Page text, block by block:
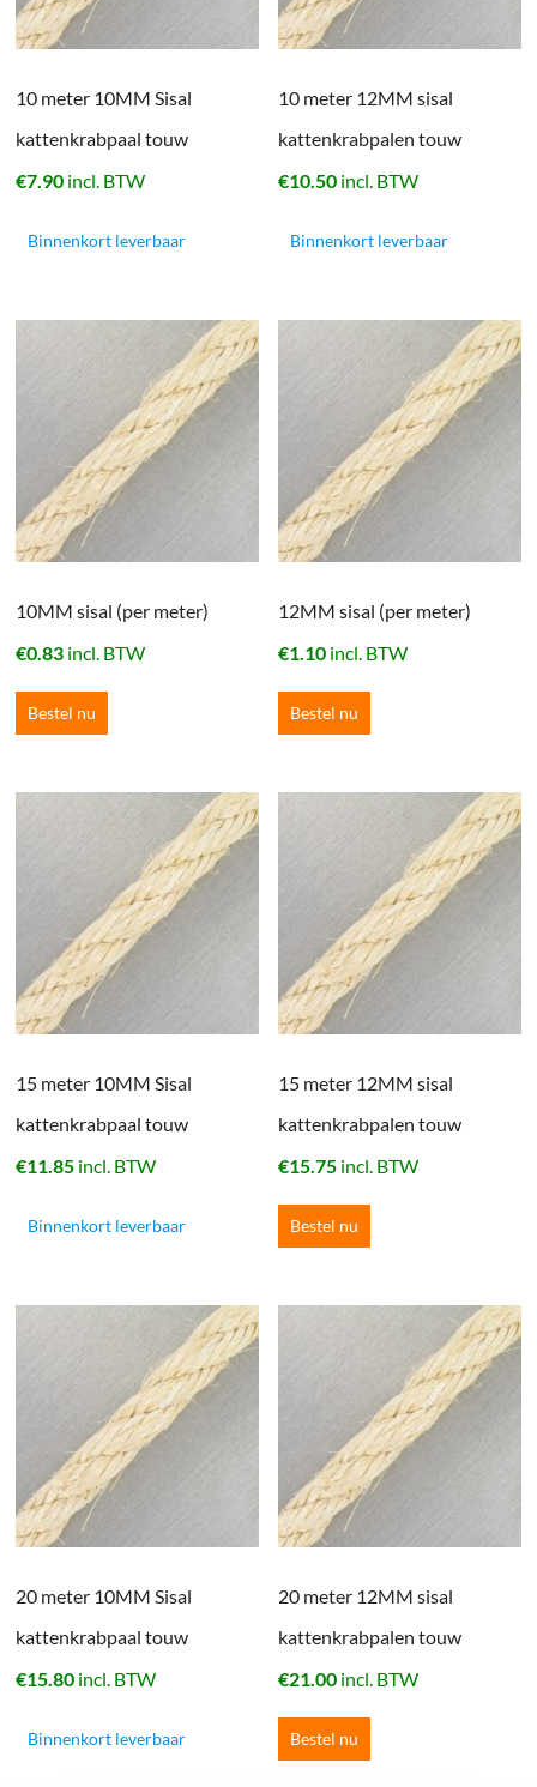
10 meter 10MM Sisal
kattenkrabpaal touw
€7.90 incl. BTW
Binnenkort leverbaar
10 meter 12MM sisal
kattenkrabpalen touw
€10.50 incl. BTW
Binnenkort leverbaar
10MM sisal (per meter)
€0.83 incl. BTW
Bestel nu
12MM sisal (per meter)
€1.10 incl. BTW
Bestel nu
15 meter 10MM Sisal
kattenkrabpaal touw
€11.85 incl. BTW
Binnenkort leverbaar
15 meter 12MM sisal
kattenkrabpalen touw
€15.75 incl. BTW
Bestel nu
20 meter 10MM Sisal
kattenkrabpaal touw
€15.80 incl. BTW
Binnenkort leverbaar
20 meter 12MM sisal
kattenkrabpalen touw
€21.00 incl. BTW
Bestel nu